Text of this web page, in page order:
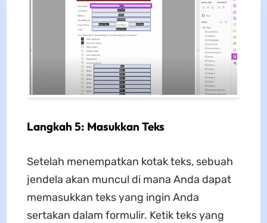
Langkah 5: Masukkan Teks
Setelah menempatkan kotak teks, sebuah
jendela akan muncul di mana Anda dapat
memasukkan teks yang ingin Anda
sertakan dalam formulir. Ketik teks yang